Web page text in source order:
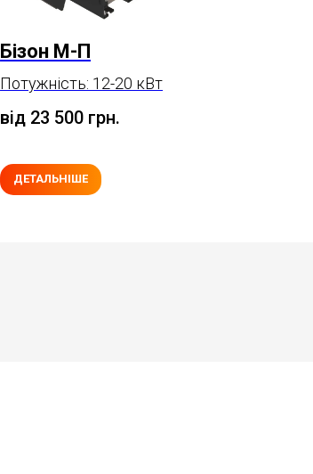
Бізон М-П
Потужність: 12-20 кВт
від 23 500 грн.
ДЕТАЛЬНІШЕ